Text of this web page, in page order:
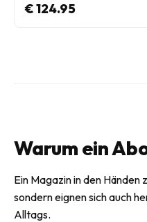
€ 124.95
Warum ein
Ein Magazin in den
sondern eignen sich auch
Alltags.